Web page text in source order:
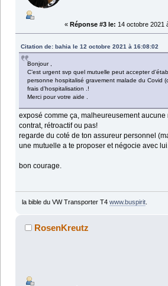
« Réponse #3 le: 14 octobre 2021
Citation de: bahia le 12 octobre 2021 à 16:08:02
Bonjour ,
C’est urgent svp quel mutuelle peut accepter
personne hospitalisé gravement malade du Covid
frais d’hospitalisation .!
Merci pour votre aide .
exposé comme ça, malheureusement aucune
contrat, rétroactif ou pas!
regarde du coté de ton assureur personnel
une mutuelle a te proposer et négocie avec lui.
bon courage.
la bible du VW Transporter T4 www.buspirit.
RosenKreutz